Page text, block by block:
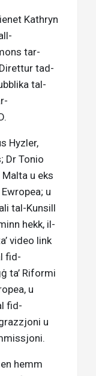
Kathryn
tar-
tad-
tal-
Hyzler,
Dr Tonio
u eks
u
tal-Kunsill
hekk, il-
video link
fid-
ta’ Riformi
u
fid-
u
hemm